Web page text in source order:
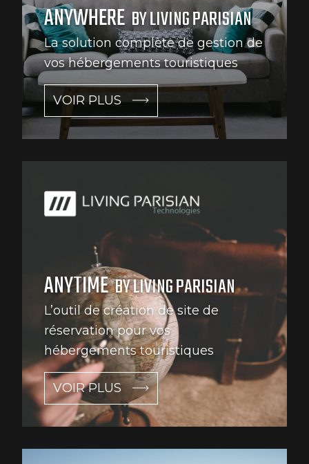
ANYWHEREBY LIVING PARISIAN
La solution complète de gestion de
vos hébergements touristiques
VOIR PLUS
ANYTIMEBY LIVING PARISIAN
L’outil de création de site de
réservation pour vos
hébergements touristiques
VOIR PLUS